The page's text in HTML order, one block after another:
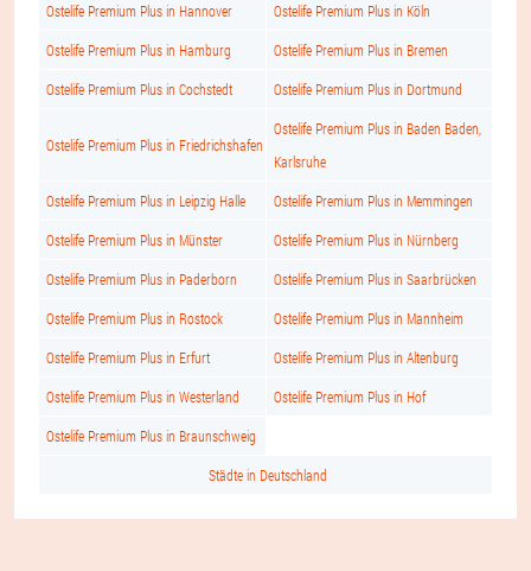
Ostelife Premium Plus in Hannover Ostelife Premium Plus in Köln
Ostelife Premium Plus in Hamburg Ostelife Premium Plus in Bremen
Ostelife Premium Plus in Cochstedt Ostelife Premium Plus in Dortmund
Ostelife Premium Plus in Friedrichshafen
Ostelife Premium Plus in Baden Baden,
Karlsruhe
Ostelife Premium Plus in Leipzig Halle Ostelife Premium Plus in Memmingen
Ostelife Premium Plus in Münster Ostelife Premium Plus in Nürnberg
Ostelife Premium Plus in Paderborn Ostelife Premium Plus in Saarbrücken
Ostelife Premium Plus in Rostock Ostelife Premium Plus in Mannheim
Ostelife Premium Plus in Erfurt Ostelife Premium Plus in Altenburg
Ostelife Premium Plus in Westerland Ostelife Premium Plus in Hof
Ostelife Premium Plus in Braunschweig
Städte in Deutschland